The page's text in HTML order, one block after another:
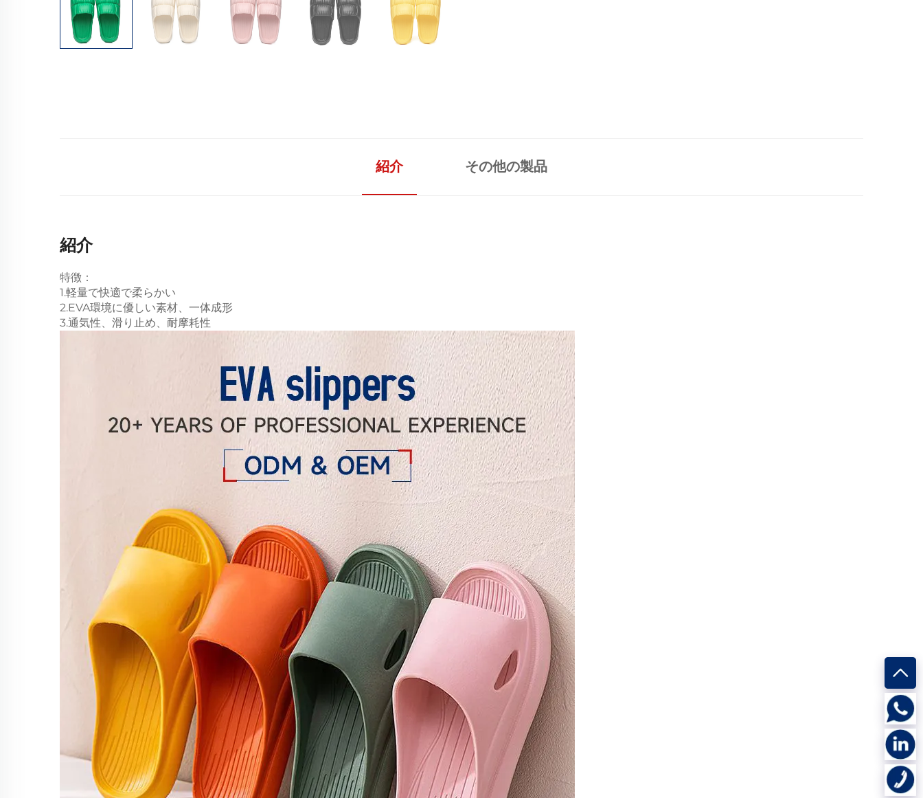
紹介 その他の製品
紹介
特徴：
1.軽量で快適で柔らかい
2.EVA環境に優しい素材、一体成形
3.通気性、滑り止め、耐摩耗性